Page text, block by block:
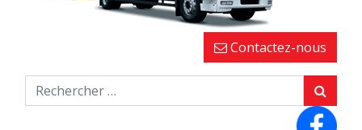
Contactez-nous